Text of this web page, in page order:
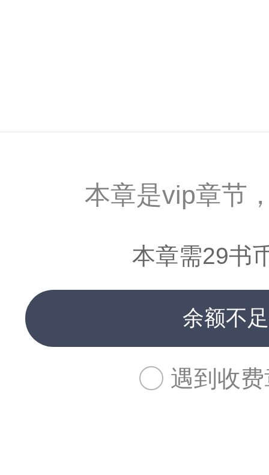
本章是vip章节
本章需29书
余额不
遇到收